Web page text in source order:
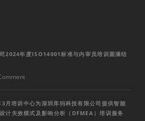
2024年度ISO14001标准与内审员培训圆满结
月培训中心为深圳库犸科技有限公司提供智能
计失效模式及影响分析（DFMEA）培训服务